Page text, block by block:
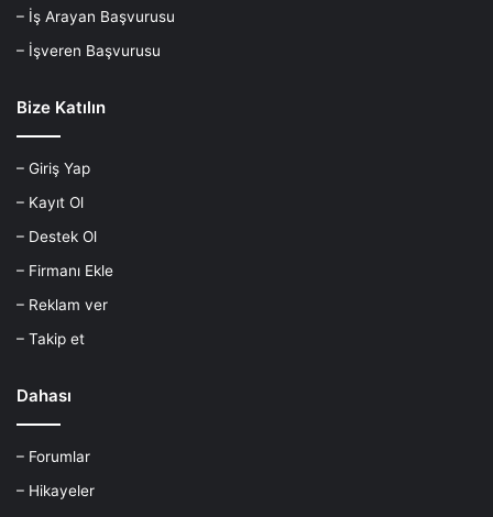
– İş Arayan Başvurusu
– İşveren Başvurusu
Bize Katılın
– Giriş Yap
– Kayıt Ol
– Destek Ol
– Firmanı Ekle
– Reklam ver
– Takip et
Dahası
– Forumlar
– Hikayeler